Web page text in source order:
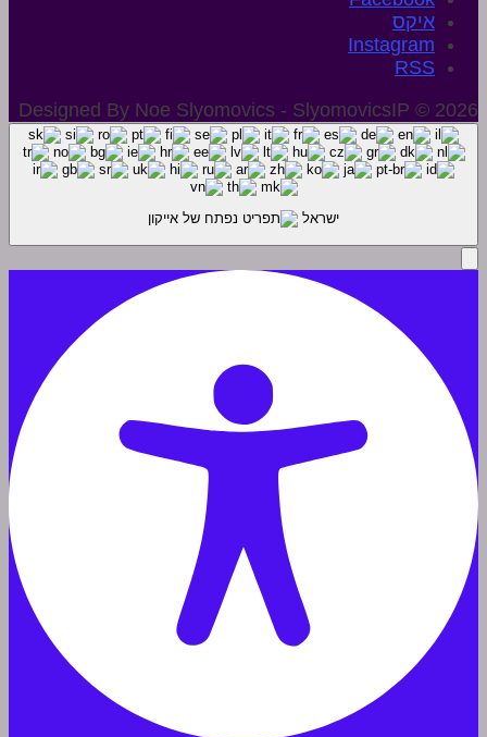
איקס
Instagram
Designed By Noe Slyomovics - SlyomovicsIP © 2026
ישראל